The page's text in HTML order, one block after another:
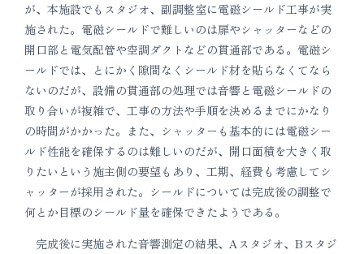
が、本施設でもスタジオ、副調整室に電磁シールド工事が実
施された。電磁シールドで難しいのは扉やシャッターなどの
開口部と電気配管や空調ダクトなどの貫通部である。電磁シ
ールドでは、とにかく隙間なくシールド材を貼らなくてなら
ないのだが、設備の貫通部の処理では音響と電磁シールドの
取り合いが複雑で、工事の方法や手順を決めるまでにかなり
の時間がかかった。また、シャッターも基本的には電磁シー
ルド性能を確保するのは難しいのだが、開口面積を大きく取
りたいという施主側の要望もあり、工期、経費も考慮してシ
ャッターが採用された。シールドについては完成後の調整で
何とか目標のシールド量を確保できたようである。
完成後に実施された音響測定の結果、Aスタジオ、Bスタジ